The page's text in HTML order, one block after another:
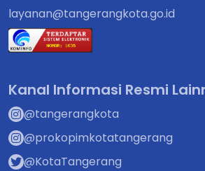
layanan@tangerangkota.go.id
Kanal Informasi Resmi
@tangerangkota
@prokopimkotatangerang
@KotaTangerang